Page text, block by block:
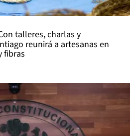
talleres, charlas y
reunirá a artesanas en
fibras